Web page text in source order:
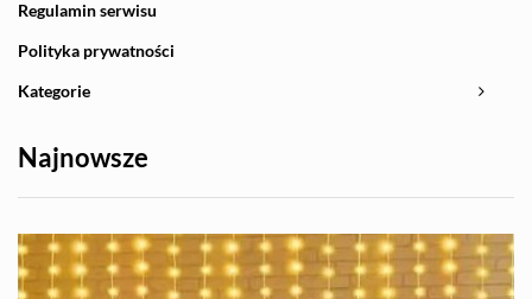
Regulamin serwisu
Polityka prywatności
Kategorie
Najnowsze